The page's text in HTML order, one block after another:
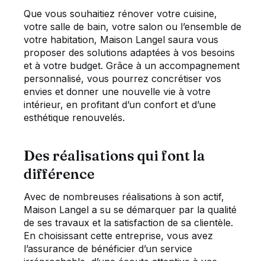
Que vous souhaitiez rénover votre cuisine,
votre salle de bain, votre salon ou l’ensemble de
votre habitation, Maison Langel saura vous
proposer des solutions adaptées à vos besoins
et à votre budget. Grâce à un accompagnement
personnalisé, vous pourrez concrétiser vos
envies et donner une nouvelle vie à votre
intérieur, en profitant d’un confort et d’une
esthétique renouvelés.
Des réalisations qui font la
différence
Avec de nombreuses réalisations à son actif,
Maison Langel a su se démarquer par la qualité
de ses travaux et la satisfaction de sa clientèle.
En choisissant cette entreprise, vous avez
l’assurance de bénéficier d’un service